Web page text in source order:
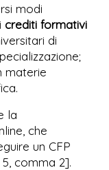
modi
crediti formativi
di
materie
la
che
un CFP
comma 2].